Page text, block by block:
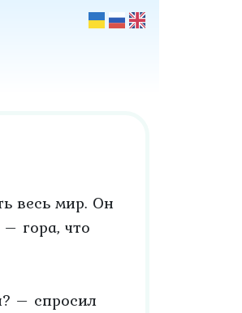
весь мир. Он
гора, что
– спросил